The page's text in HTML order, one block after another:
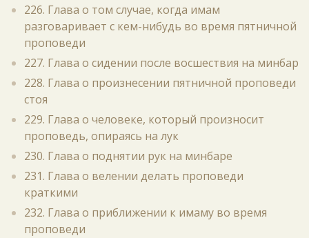
226. Глава о том случае, когда имам
разговаривает с кем-нибудь во время пятничной
проповеди
227. Глава о сидении после восшествия на минбар
228. Глава о произнесении пятничной проповеди
стоя
229. Глава о человеке, который произносит
проповедь, опираясь на лук
230. Глава о поднятии рук на минбаре
231. Глава о велении делать проповеди
краткими
232. Глава о приближении к имаму во время
проповеди